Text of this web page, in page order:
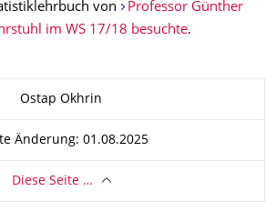
von
Professor Günther
im WS 17/18 besuchte.
Ostap Okhrin
Änderung: 01.08.2025
Diese Seite …